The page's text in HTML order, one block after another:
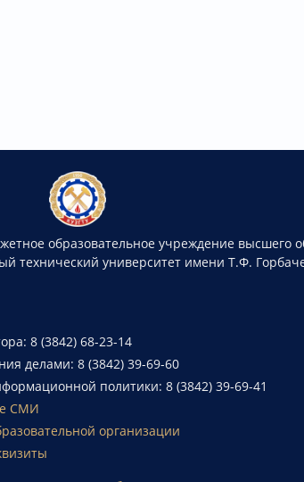
образовательное учреждение высшего
технический университет имени Т.Ф.
8 (3842) 68-23-14
делами: 8 (3842) 39-69-60
политики: 8 (3842) 39-69-41
СМИ
организации